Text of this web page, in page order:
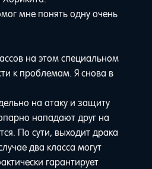
мне понять одну очень
на этом специальном
к проблемам. Я снова в
на атаку и защиту
нападают друг на
По сути, выходит драка
два класса могут
гарантирует